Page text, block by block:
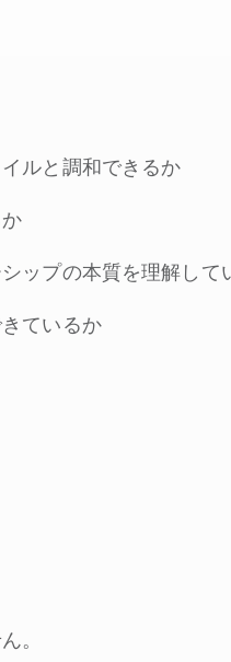
ルと調和できるか
ップの本質を理解して
ているか
。